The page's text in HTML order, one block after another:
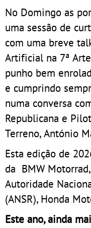
No Domingo as
uma sessão de
com uma breve
Artificial na 7ª
punho bem
e cumprindo
numa conversa
Republicana e
Terreno, António
Esta edição de
da BMW
Autoridade
(ANSR), Honda
Este ano, ainda